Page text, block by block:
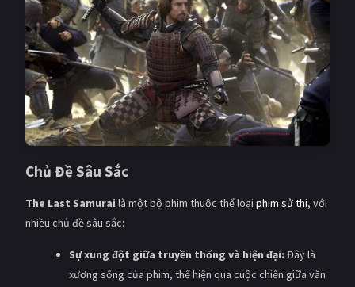
BLOG
Chủ Đề Sâu Sắc
The Last Samurai là một bộ phim thuộc thể loại phim sử thi, với
nhiều chủ đề sâu sắc:
Sự xung đột giữa truyền thống và hiện đại: Đây là
xương sống của phim, thể hiện qua cuộc chiến giữa văn